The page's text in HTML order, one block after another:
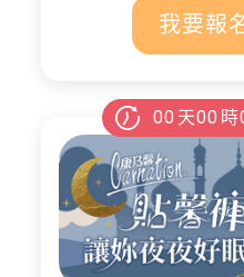
我要報
00 天00 時